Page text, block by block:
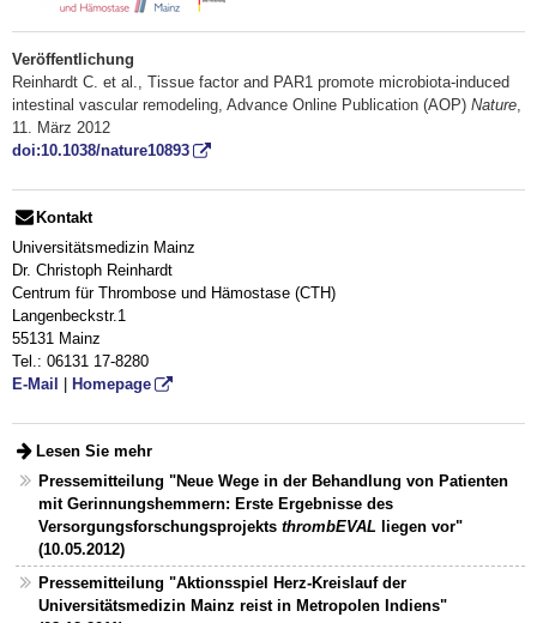
Veröffentlichung
Reinhardt C. et al., Tissue factor and PAR1 promote microbiota-induced
intestinal vascular remodeling, Advance Online Publication (AOP) Nature
11. März 2012
doi:10.1038/nature10893
Kontakt
Universitätsmedizin Mainz
Dr. Christoph Reinhardt
Centrum für Thrombose und Hämostase (CTH)
Langenbeckstr.1
55131 Mainz
Tel.: 06131 17-8280
E-Mail
Homepage
Lesen Sie mehr
Pressemitteilung "Neue Wege in der Behandlung von Patienten
mit Gerinnungshemmern: Erste Ergebnisse des
Versorgungsforschungsprojekts thrombEVAL liegen vor"
(10.05.2012)
Pressemitteilung "Aktionsspiel Herz-Kreislauf der
Universitätsmedizin Mainz reist in Metropolen Indiens"